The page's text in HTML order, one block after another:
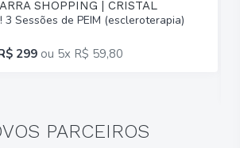
SHOPPING | CRISTAL
3 Sessões de PEIM (escleroterapia)
299 ou 5x R$ 59,80
PARCEIROS